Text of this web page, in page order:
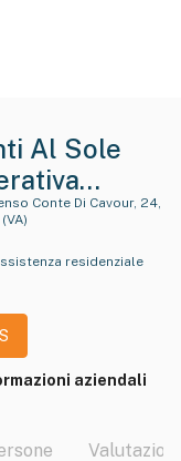
Al Sole
residenziale
aziendali
Valutazioni